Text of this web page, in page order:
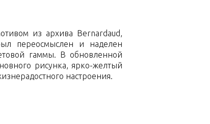
из архива Bernardaud,
переосмыслен и наделен
гаммы. В обновленной
рисунка, ярко-желтый
настроения.